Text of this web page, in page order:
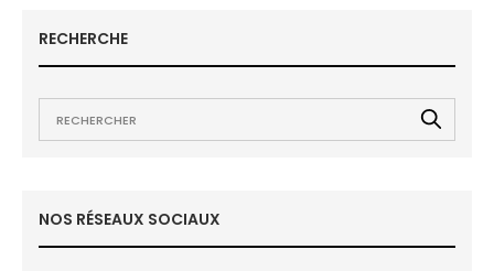
RECHERCHE
NOS RÉSEAUX SOCIAUX